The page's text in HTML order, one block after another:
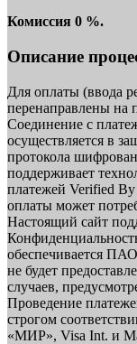
Комиссия 0 %.
Описание
Для оплаты (ввода
перенаправлены
Соединение с
осуществляется в
протокола
поддерживает
платежей Verified By
оплаты может
Настоящий сайт
обеспечивается
не будет
случаев,
Проведение
строгом
«МИР», Visa Int. и